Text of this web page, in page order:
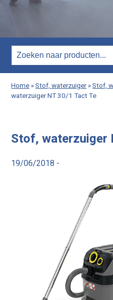
Home»Stof, waterzuiger»Stof,
waterzuiger NT 30/1 Tact Te
Stof, waterzuiger
19/06/2018 -